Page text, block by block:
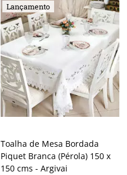
Lançamento
Toalha de Mesa Bordada
Piquet Branca (Pérola) 150 x
150 cms - Argivai